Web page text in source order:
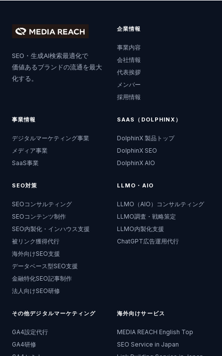
SEO・生成AI検索最適化で
価値あるブランドの流通を最大
化する。
企業情報
事業内容
会社情報
代表挨拶
メンバー
採用情報
事業情報
デジタルマーケティング事業
メディア事業
SaaS事業
SAAS（DOLPHINX）
DolphinX 製品トップ
DolphinX SEO
DolphinX AIO
SEO対策
SEOコンサルティング
SEOコンテンツ制作
SEO内製化・インハウス支援
被リンク獲得代行
海外向けSEO支援
データベース型SEO支援
金融特化SEO記事制作
法人向けSEO研修
LLMO・AIO
LLMO（AIO）コンサルティング
LLMO調査・戦略策定
LLMO内製化支援
ChatGPT広告運用代行
その他デジタルマーケティング
GA4設定代行
GA4研修
海外向けサービス
MEDIA REACH English Top
SEO Service in Japan